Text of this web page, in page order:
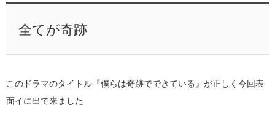
全てが奇跡
このドラマのタイトル『僕らは奇跡でできている』が正しく今回表
面イに出て来ました